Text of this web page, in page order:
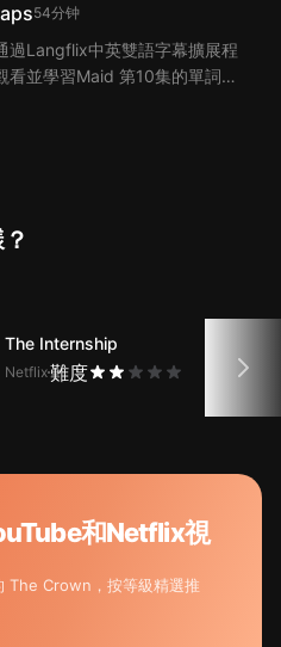
54分钟
過Langflix中英雙語字幕擴展程
看並學習Maid 第10集的單詞和
The Internship
Netflix難度
和Netflix視
The Crown，按等級精選推